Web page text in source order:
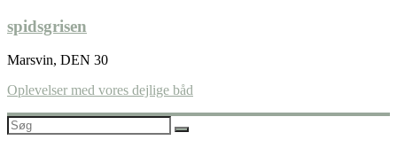
Skip
to
content
spidsgrisen
Marsvin, DEN 30
Oplevelser med vores dejlige båd